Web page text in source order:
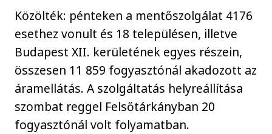
Közölték: pénteken a mentőszolgálat 4176
esethez vonult és 18 településen, illetve
Budapest XII. kerületének egyes részein,
összesen 11 859 fogyasztónál akadozott az
áramellátás. A szolgáltatás helyreállítása
szombat reggel Felsőtárkányban 20
fogyasztónál volt folyamatban.